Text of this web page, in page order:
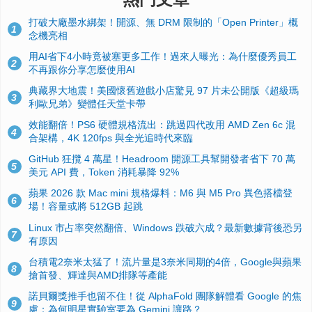
1
打破大廠墨水綁架！開源、無 DRM 限制的「Open Printer」概
念機亮相
2
用AI省下4小時竟被塞更多工作！過來人曝光：為什麼優秀員工
不再跟你分享怎麼使用AI
3
典藏界大地震！美國懷舊遊戲小店驚見 97 片未公開版《超級瑪
利歐兄弟》變體任天堂卡帶
4
效能翻倍！PS6 硬體規格流出：跳過四代改用 AMD Zen 6c 混
合架構，4K 120fps 與全光追時代來臨
5
GitHub 狂攬 4 萬星！Headroom 開源工具幫開發者省下 70 萬
美元 API 費，Token 消耗暴降 92%
6
蘋果 2026 款 Mac mini 規格爆料：M6 與 M5 Pro 異色搭檔登
場！容量或將 512GB 起跳
7
Linux 市占率突然翻倍、Windows 跌破六成？最新數據背後恐另
有原因
8
台積電2奈米太猛了！流片量是3奈米同期的4倍，Google與蘋果
搶首發、輝達與AMD排隊等產能
9
諾貝爾獎推手也留不住！從 AlphaFold 團隊解體看 Google 的焦
慮：為何明星實驗室要為 Gemini 讓路？